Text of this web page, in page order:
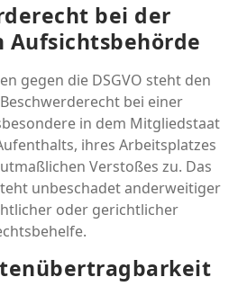
bei der
Aufsichts­behörde
gegen die DSGVO steht den
bei einer
in dem Mitgliedstaat
ihres Arbeitsplatzes
Verstoßes zu. Das
unbeschadet anderweitiger
oder gerichtlicher